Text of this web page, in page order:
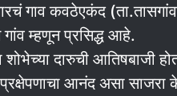
गाव कवठेएकंद
गांव म्हणून प्रसिद्ध आहे.
शोभेच्या दारुची आतिषबाजी
प्रक्षेपणाचा आनंद असा